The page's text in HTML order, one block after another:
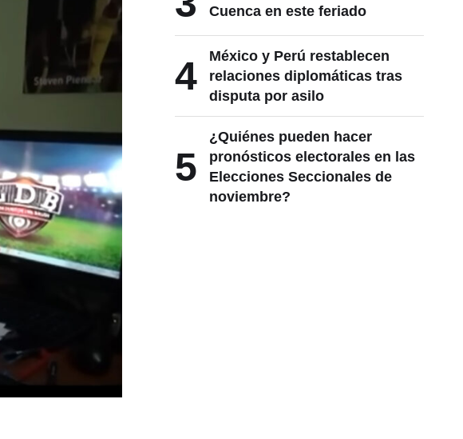
Cuenca en este feriado
4
México y Perú restablecen
relaciones diplomáticas tras
disputa por asilo
5
¿Quiénes pueden hacer
pronósticos electorales en las
Elecciones Seccionales de
noviembre?